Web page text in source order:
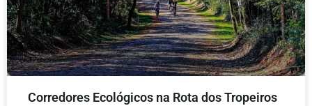
Corredores Ecológicos na Rota dos Tropeiros